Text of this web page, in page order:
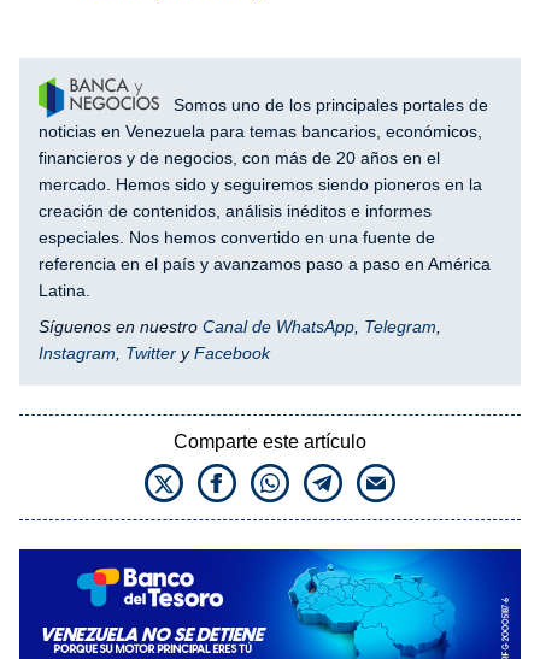
Somos uno de los principales portales de
noticias en Venezuela para temas bancarios, económicos,
financieros y de negocios, con más de 20 años en el
mercado. Hemos sido y seguiremos siendo pioneros en la
creación de contenidos, análisis inéditos e informes
especiales. Nos hemos convertido en una fuente de
referencia en el país y avanzamos paso a paso en América
Latina.
Síguenos en nuestro Canal de WhatsApp Telegram
Instagram
Twitter yFacebook
Comparte este artículo